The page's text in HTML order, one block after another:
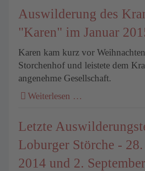
Auswilderung des
"Karen" im Januar
Karen kam kurz vor
Storchenhof und leistete dem
angenehme Gesellschaft.
Weiterlesen …
Letzte
Loburger Störche -
2014 und 2.